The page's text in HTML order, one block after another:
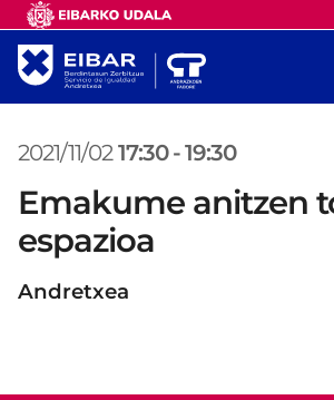
2021/11/02 17:30 -19:30
Emakume anitzen
espazioa
Andretxea